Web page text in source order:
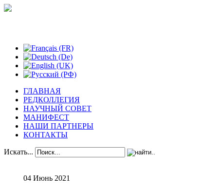
ГЛАВНАЯ
РЕДКОЛЛЕГИЯ
НАУЧНЫЙ СОВЕТ
МАНИФЕСТ
НАШИ ПАРТНЕРЫ
КОНТАКТЫ
Искать...
04 Июнь 2021